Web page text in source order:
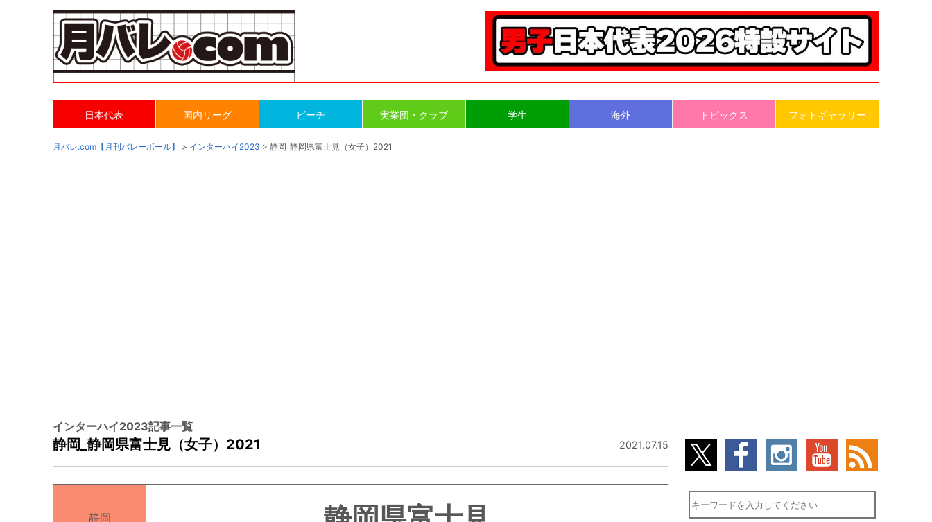
日本代表 国内リーグ ビーチ 実業団・クラブ 学生 海外 トピックス フォトギャラリー
月バレ.com【月刊バレーボール】 > インターハイ2023 > 静岡_静岡県富士見（女子）2021
インターハイ2023記事一覧
静岡_静岡県富士見（女子）2021 2021.07.15
静岡